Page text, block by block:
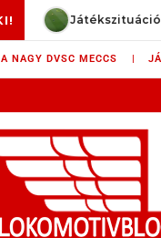
Játékszituációk –
A NAGY DVSC MECCS |